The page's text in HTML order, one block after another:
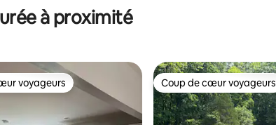
à proximité
voyageurs
voyageurs Coup de cœur voyageurs
Coup de cœur voyageurs